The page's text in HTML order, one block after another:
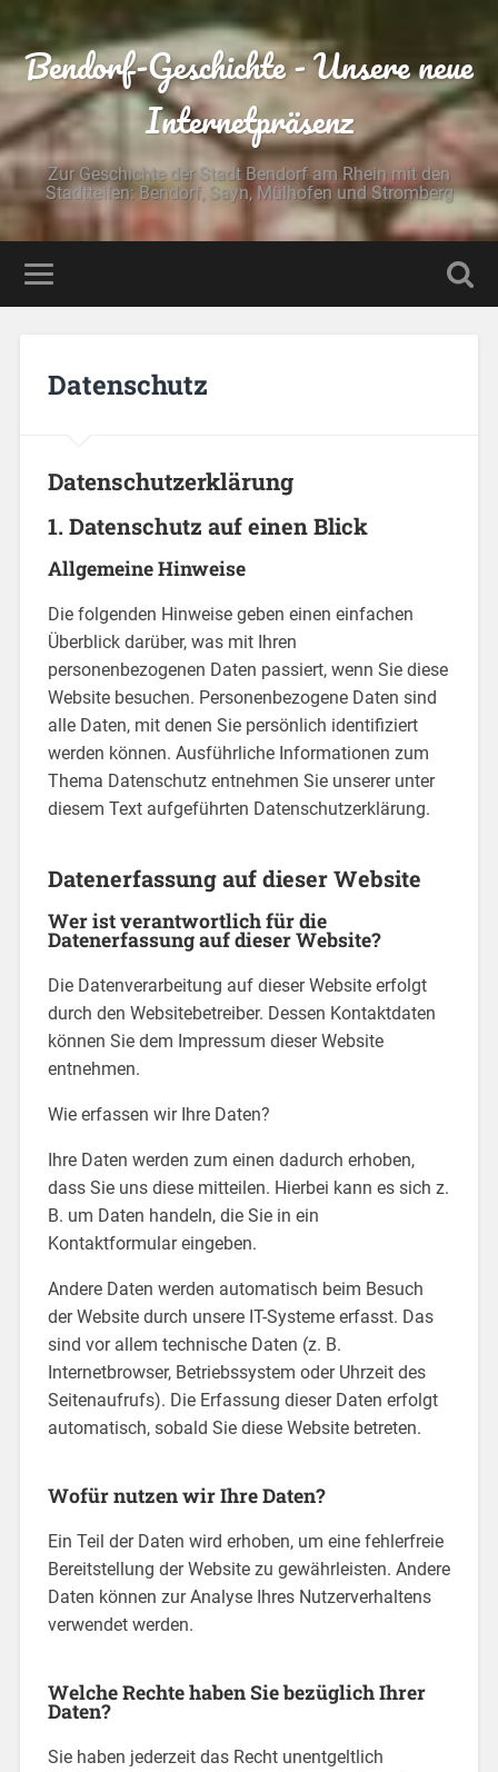
Bendorf-Geschichte - Unsere neue
Internetpräsenz
Zur Geschichte der Stadt Bendorf am Rhein mit den
Stadtteilen: Bendorf, Sayn, Mülhofen und Stromberg
Datenschutz
Datenschutzerklärung
1. Datenschutz auf einen Blick
Allgemeine Hinweise
Die folgenden Hinweise geben einen einfachen
Überblick darüber, was mit Ihren
personenbezogenen Daten passiert, wenn Sie diese
Website besuchen. Personenbezogene Daten sind
alle Daten, mit denen Sie persönlich identifiziert
werden können. Ausführliche Informationen zum
Thema Datenschutz entnehmen Sie unserer unter
diesem Text aufgeführten Datenschutzerklärung.
Datenerfassung auf dieser Website
Wer ist verantwortlich für die
Datenerfassung auf dieser Website?
Die Datenverarbeitung auf dieser Website erfolgt
durch den Websitebetreiber. Dessen Kontaktdaten
können Sie dem Impressum dieser Website
entnehmen.
Wie erfassen wir Ihre Daten?
Ihre Daten werden zum einen dadurch erhoben,
dass Sie uns diese mitteilen. Hierbei kann es sich z.
B. um Daten handeln, die Sie in ein
Kontaktformular eingeben.
Andere Daten werden automatisch beim Besuch
der Website durch unsere IT-Systeme erfasst. Das
sind vor allem technische Daten (z. B.
Internetbrowser, Betriebssystem oder Uhrzeit des
Seitenaufrufs). Die Erfassung dieser Daten erfolgt
automatisch, sobald Sie diese Website betreten.
Wofür nutzen wir Ihre Daten?
Ein Teil der Daten wird erhoben, um eine fehlerfreie
Bereitstellung der Website zu gewährleisten. Andere
Daten können zur Analyse Ihres Nutzerverhaltens
verwendet werden.
Welche Rechte haben Sie bezüglich Ihrer
Daten?
Sie haben jederzeit das Recht unentgeltlich